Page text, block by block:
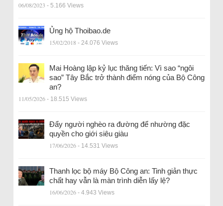
06/08/2023 - 5.166 Views
Ủng hộ Thoibao.de
15/02/2018 - 24.076 Views
Mai Hoàng lập kỷ lục thăng tiến: Vì sao “ngôi
sao” Tây Bắc trở thành điểm nóng của Bộ Công
an?
11/05/2026 - 18.515 Views
Đẩy người nghèo ra đường để nhường đặc
quyền cho giới siêu giàu
17/06/2026 - 14.531 Views
Thanh lọc bộ máy Bộ Công an: Tinh giản thực
chất hay vẫn là màn trình diễn lấy lệ?
16/06/2026 - 4.943 Views